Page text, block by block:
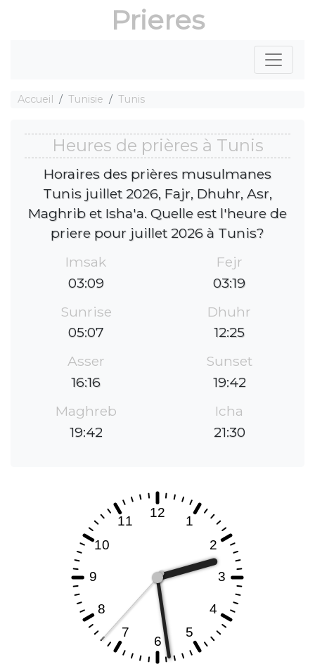
Prieres
Accueil Tunisie Tunis
Heures de prières à Tunis
Horaires des prières musulmanes
Tunis juillet 2026, Fajr, Dhuhr, Asr,
Maghrib et Isha'a. Quelle est l'heure de
priere pour juillet 2026 à Tunis?
Imsak
03:09
Fejr
03:19
Sunrise
05:07
Dhuhr
12:25
Asser
16:16
Sunset
19:42
Maghreb
19:42
Icha
21:30